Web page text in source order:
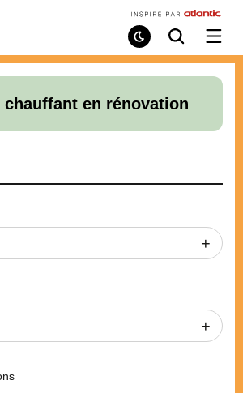
Mode
de
Recherche
/
le
chauffant en rénovation